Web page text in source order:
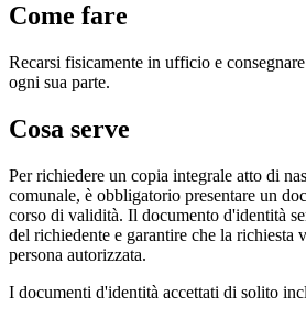
Come fare
Recarsi fisicamente in ufficio e
ogni sua parte.
Cosa serve
Per richiedere un copia integrale atto di
comunale, è obbligatorio presentare un
corso di validità. Il documento d'identità
del richiedente e garantire che la richiesta
persona autorizzata.
I documenti d'identità accettati di solito